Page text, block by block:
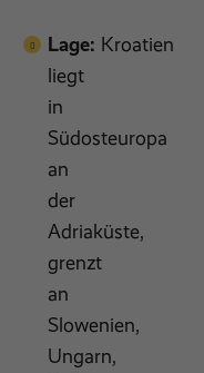
Lage: Kroatien
liegt
in
Südosteuropa
an
der
Adriaküste,
grenzt
an
Slowenien,
Ungarn,